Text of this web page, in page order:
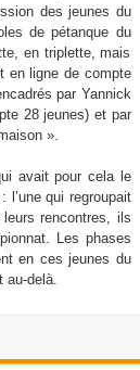
des jeunes du
de pétanque du
en triplette, mais
en ligne de compte
par Yannick
28 jeunes) et par
».
avait pour cela le
qui regroupait
rencontres, ils
Les phases
en ces jeunes du
delà.